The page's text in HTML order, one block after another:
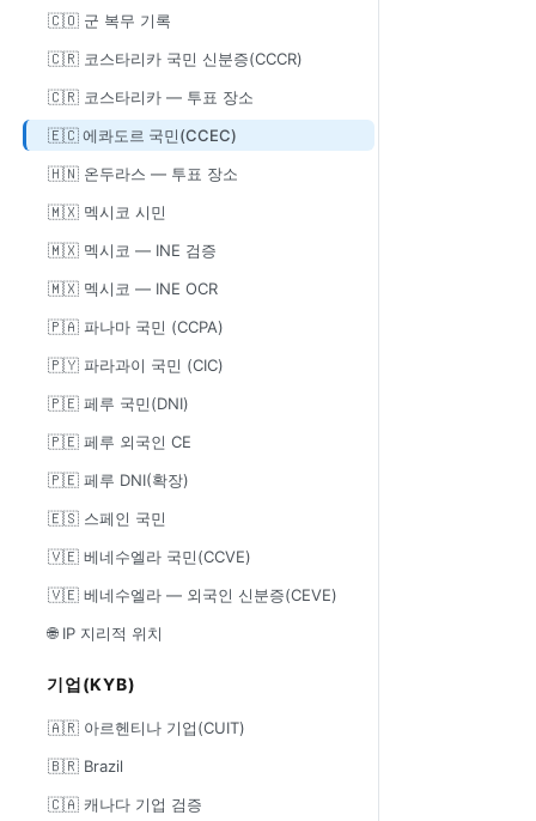
🇨🇴 군 복무 기록
🇨🇷 코스타리카 국민 신분증(CCCR)
🇨🇷 코스타리카 — 투표 장소
🇪🇨 에콰도르 국민(CCEC)
🇭🇳 온두라스 — 투표 장소
🇲🇽 멕시코 시민
🇲🇽 멕시코 — INE 검증
🇲🇽 멕시코 — INE OCR
🇵🇦 파나마 국민 (CCPA)
🇵🇾 파라과이 국민 (CIC)
🇵🇪 페루 국민(DNI)
🇵🇪 페루 외국인 CE
🇵🇪 페루 DNI(확장)
🇪🇸 스페인 국민
🇻🇪 베네수엘라 국민(CCVE)
🇻🇪 베네수엘라 — 외국인 신분증(CEVE)
🌐 IP 지리적 위치
기업(KYB)
🇦🇷 아르헨티나 기업(CUIT)
🇧🇷 Brazil
🇨🇦 캐나다 기업 검증